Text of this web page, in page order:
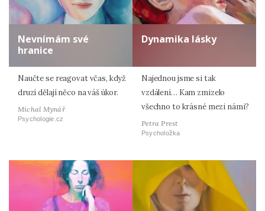
Nevnímám své
hranice
Naučte se reagovat včas, když
druzí dělají něco na váš úkor.
Michal Mynář
Psychologie.cz
Dynamika lásky
Najednou jsme si tak
vzdálení… Kam zmizelo
všechno to krásné mezi námi?
Petra Prest
Psycholožka